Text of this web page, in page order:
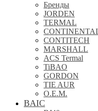
Бренды
JORDEN
TERMAL
CONTITECH
MARSHALL
ACS Termal
TiBAO
GORDON
TIE AUR
O.E.M.
BAIC